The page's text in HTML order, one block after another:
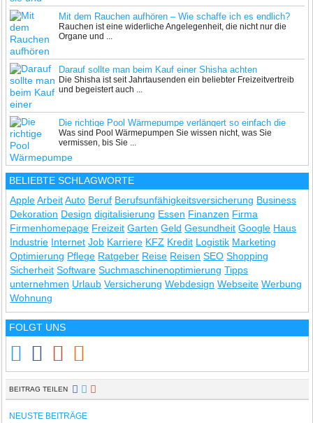
Mit dem Rauchen aufhören – Wie schaffe ich es endlich?
Rauchen ist eine widerliche Angelegenheit, die nicht nur die
Organe und ...
Darauf sollte man beim Kauf einer Shisha achten
Die Shisha ist seit Jahrtausenden ein beliebter Freizeitvertreib
und begeistert auch ...
Die richtige Pool Wärmepumpe verlängert so einfach die
Badesaison
Was sind Pool Wärmepumpen Sie wissen nicht, was Sie
vermissen, bis Sie ...
BELIEBTE SCHLAGWORTE
Apple Arbeit Auto Beruf Berufsunfähigkeitsversicherung Business
Dekoration Design digitalisierung Essen Finanzen Firma
Firmenhomepage Freizeit Garten Geld Gesundheit Google Haus
Industrie Internet Job Karriere KFZ Kredit Logistik Marketing
Optimierung Pflege Ratgeber Reise Reisen SEO Shopping
Sicherheit Software Suchmaschinenoptimierung Tipps
unternehmen Urlaub Versicherung Webdesign Webseite Werbung
Wohnung
FOLGT UNS
BEITRAG TEILEN
NEUSTE BEITRÄGE